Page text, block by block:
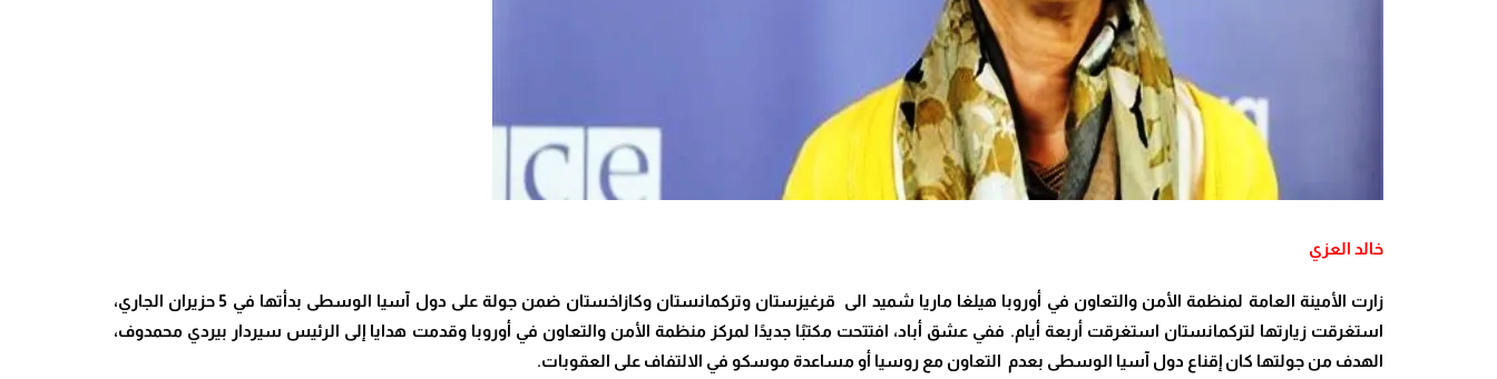
خالد العزي
زارت الأمينة العامة لمنظمة الأمن والتعاون في أوروبا هيلغا ماريا شميد الى قرغيزستان وتركمانستان وكازاخستان ضمن جولة على دول آسيا الوسطى بدأتها في 5 حزيران الجاري،
استغرقت زيارتها لتركمانستان استغرقت أربعة أيام. ففي عشق أباد، افتتحت مكتبًا جديدًا لمركز منظمة الأمن والتعاون في أوروبا وقدمت هدايا إلى الرئيس سيردار بيردي محمدوف،
الهدف من جولتها كان إقناع دول آسيا الوسطى بعدم التعاون مع روسيا أو مساعدة موسكو في الالتفاف على العقوبات.